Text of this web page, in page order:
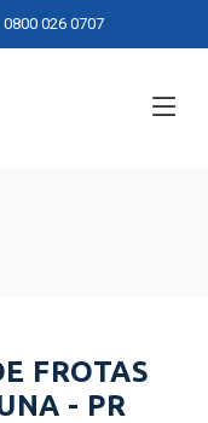
0800 026 0707
FROTAS
- PR